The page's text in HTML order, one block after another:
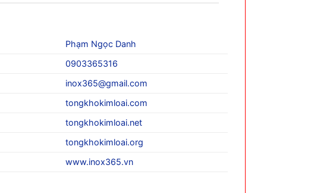
Phạm Ngọc Danh
0903365316
inox365@gmail.com
tongkhokimloai.com
tongkhokimloai.net
tongkhokimloai.org
www.inox365.vn